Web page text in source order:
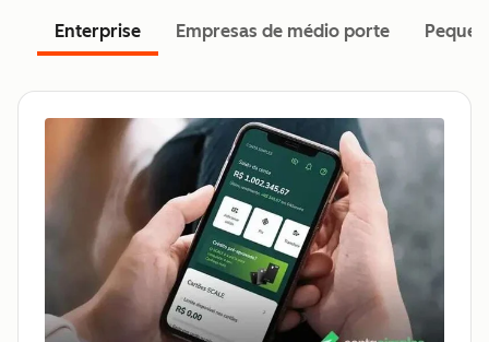
Enterprise Empresas de médio porte